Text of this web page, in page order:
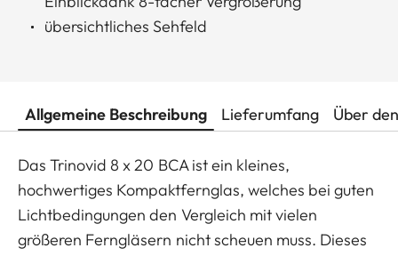
übersichtliches Sehfeld
Allgemeine Beschreibung Lieferumfang Über
Das Trinovid 8 x 20 BCA ist ein kleines,
hochwertiges Kompaktfernglas, welches bei guten
Lichtbedingungen den Vergleich mit vielen
größeren Ferngläsern nicht scheuen muss. Dieses